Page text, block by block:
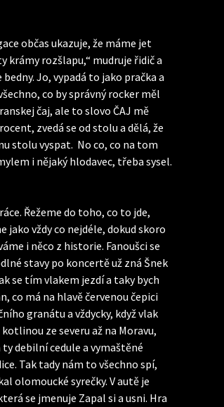
občas ukazuje, že máme jet
krámy rozšlapu,“ mudruje řidič a
Jo, vypadá to jako pračka a
co by správný rocker měl
čaj, ale to slovo ČAJ mě
zvedá se od stolu a dělá, že
stolu vyspat. No co, co na tom
i nějaký hlodavec, třeba sysel.
Řežeme do toho, co to jde,
jako vždy co nejdéle, dokud skoro
i něco z historie. Fanoušci se
stavy po koncertě už zná Šnek
se tím vlakem jezdí a taky bych
co má na hlavě červenou čepici
granátu a vždycky, když vlak
ze severu až na Moravu,
debilní cedule a vymaštěné
Tak tady nám to všechno spí,
olomoucké syrečky. V autě je
se jmenuje Zapal si a usni. Hra